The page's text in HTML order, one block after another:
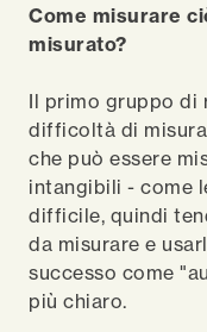
Come misurare
misurato?
Il primo gruppo di
difficoltà di
che può essere
intangibili - come
difficile, quindi
da misurare e
successo come
più chiaro.